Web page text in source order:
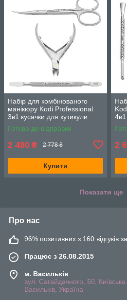
Набір для комбінованого
манікюру Kodi Professional
3в1 кусачки для кутикули
NS02 шабер P02 та ножиці
S02
Готово до відправки
2 480 ₴ 2 778 ₴
Купити
2
Показати ще
Про нас
96% позитивних з 160 відгуків
Працює з 26.08.2015
м. Васильків
вул. Сагайдачного, 50,
Васильків, Україна